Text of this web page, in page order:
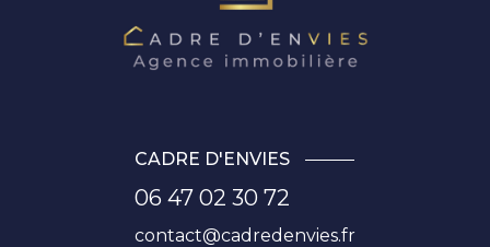
CADRE D'ENVIES
06 47 02 30 72
contact@cadredenvies.fr